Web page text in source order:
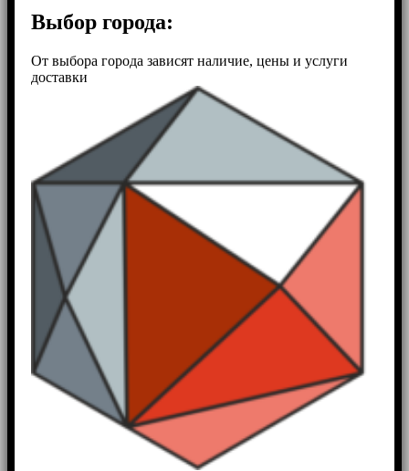
Выбор города:
От выбора города зависят наличие, цены и услуги
доставки